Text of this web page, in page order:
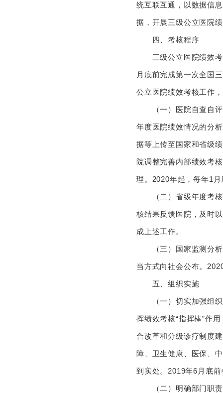
统互联互通，以数据信
据，开展三级公立医院
四、考核程序
三级公立医院绩效考
月底前完成第一次全国
公立医院绩效考核工作
（一）医院自查自评
年度医院绩效情况的分
据等上传至国家和省级
院调整完善内部绩效考
理。2020年起，每年1
（二）省级年度考核
核结果反馈医院，及时
成上述工作。
（三）国家监测分析
当方式向社会公布。
五、组织实施
（一）切实加强组织
挥绩效考核“指挥棒”作
合改革和分级诊疗制度
障、卫生健康、医保、
到实处。2019年6月底
（二）明确部门职责